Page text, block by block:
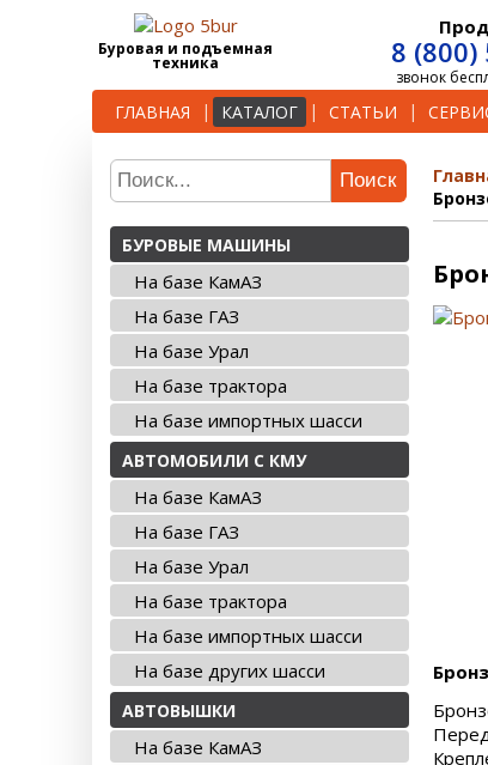
Буровая и подъемная
техника 8 (800)
звонок
ГЛАВНАЯ КАТАЛОГ СТАТЬИ
Поиск
БУРОВЫЕ МАШИНЫ
На базе КамАЗ
На базе ГАЗ
На базе Урал
На базе трактора
На базе импортных шасси
АВТОМОБИЛИ С КМУ
На базе КамАЗ
На базе ГАЗ
На базе Урал
На базе трактора
На базе импортных шасси
На базе других шасси
АВТОВЫШКИ
На базе КамАЗ